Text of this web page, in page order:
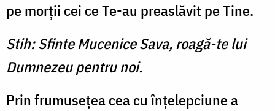
pe morţii cei ce Te-au preaslăvit pe Tine.
Stih: Sfinte Mucenice Sava, roagă-te lui
Dumnezeu pentru noi.
Prin frumuseţea cea cu înţelepciune a